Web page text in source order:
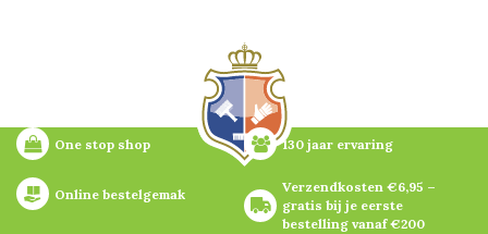
One stop shop 130 jaar ervaring
Online bestelgemak
Verzendkosten €6,95 –
gratis bij je eerste
bestelling vanaf €200